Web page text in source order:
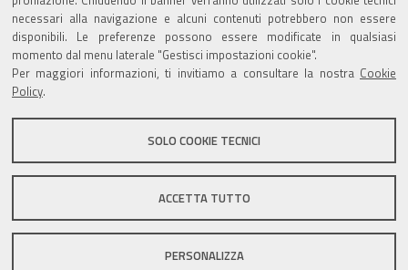
necessari alla navigazione e alcuni contenuti potrebbero non essere
disponibili. Le preferenze possono essere modificate in qualsiasi
momento dal menu laterale "Gestisci impostazioni cookie".
Per maggiori informazioni, ti invitiamo a consultare la nostra Cookie
Policy.
SOLO COOKIE TECNICI
ACCETTA TUTTO
PERSONALIZZA
Valuta questo sito
Sito istituzionale Comune di Zola Predosa
Privacy policy|DPO|Accessibilità